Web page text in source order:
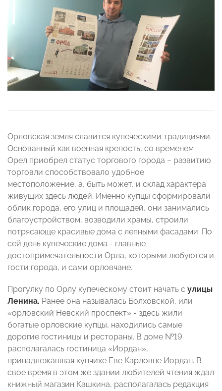
Орловская земля славится купеческими традициями.
Основанный как военная крепость, со временем
Орел приобрел статус торгового города – развитию
торговли способствовало удобное
местоположение, а, быть может, и склад характера
живущих здесь людей. Именно купцы сформировали
облик города, его улиц и площадей, они занимались
благоустройством, возводили храмы, строили
потрясающе красивые дома с лепными фасадами. По
сей день купеческие дома - главные
достопримечательности Орла, которыми любуются и
гости города, и сами орловчане.
Прогулку по Орлу купеческому стоит начать с улицы
Ленина. Ранее она называлась Болховской, или
«орловский Невский проспект» - здесь жили
богатые орловские купцы, находились самые
дорогие гостиницы и рестораны. В доме №19
располагалась гостиница «Иордан»,
принадлежавшая купчихе Еве Карловне Иордан. В
свое время в этом же здании любителей чтения ждал
книжный магазин Кашкина, располагалась редакция